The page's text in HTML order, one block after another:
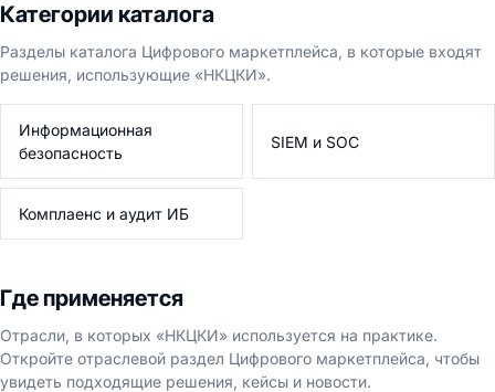
Категории каталога
Разделы каталога Цифрового маркетплейса, в которые входят
решения, использующие «НКЦКИ».
Информационная
безопасность
SIEM и SOC
Комплаенс и аудит ИБ
Где применяется
Отрасли, в которых «НКЦКИ» используется на практике.
Откройте отраслевой раздел Цифрового маркетплейса, чтобы
увидеть подходящие решения, кейсы и новости.